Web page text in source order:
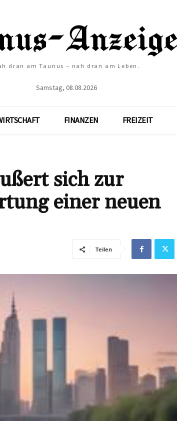
dran am Taunus – nah dran am Leben.
Samstag, 08.08.2026
FINANZEN FREIZEIT
sich zur
einer neuen
Teilen